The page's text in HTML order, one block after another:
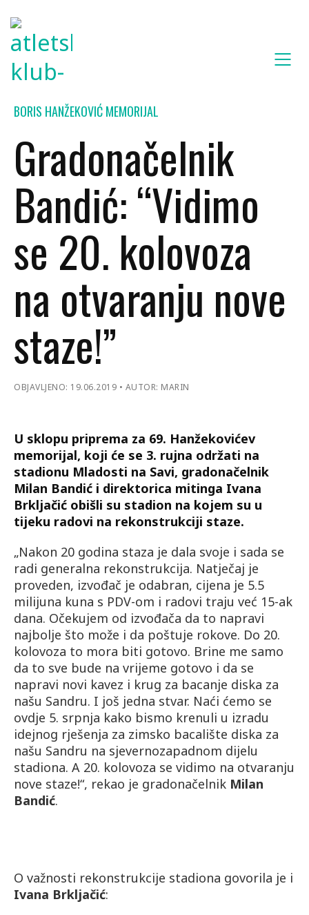
BORIS HANŽEKOVIĆ MEMORIJAL
Gradonačelnik
Bandić: “Vidimo
se 20. kolovoza
na otvaranju nove
staze!”
OBJAVLJENO: 19.06.2019 AUTOR: MARIN
U sklopu priprema za 69. Hanžekovićev
memorijal, koji će se 3. rujna održati na
stadionu Mladosti na Savi, gradonačelnik
Milan Bandić i direktorica mitinga Ivana
Brkljačić obišli su stadion na kojem su u
tijeku radovi na rekonstrukciji staze.
„Nakon 20 godina staza je dala svoje i sada se
radi generalna rekonstrukcija. Natječaj je
proveden, izvođač je odabran, cijena je 5.5
milijuna kuna s PDV-om i radovi traju već 15-ak
dana. Očekujem od izvođača da to napravi
najbolje što može i da poštuje rokove. Do 20.
kolovoza to mora biti gotovo. Brine me samo
da to sve bude na vrijeme gotovo i da se
napravi novi kavez i krug za bacanje diska za
našu Sandru. I još jedna stvar. Naći ćemo se
ovdje 5. srpnja kako bismo krenuli u izradu
idejnog rješenja za zimsko bacalište diska za
našu Sandru na sjevernozapadnom dijelu
stadiona. A 20. kolovoza se vidimo na otvaranju
nove staze!“, rekao je gradonačelnik Milan
Bandić.
O važnosti rekonstrukcije stadiona govorila je i
Ivana Brkljačić: